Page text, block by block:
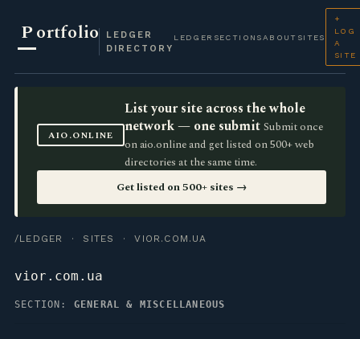
Portfolio
LEDGER
DIRECTORY
LEDGER SECTIONS ABOUT SITES
+
LOG
A
SITE
AIO.ONLINE
List your site across the whole
network — one submit Submit once
on aio.online and get listed on 500+ web
directories at the same time.
Get listed on 500+ sites →
/LEDGER · SITES · VIOR.COM.UA
vior.com.ua
SECTION: GENERAL & MISCELLANEOUS